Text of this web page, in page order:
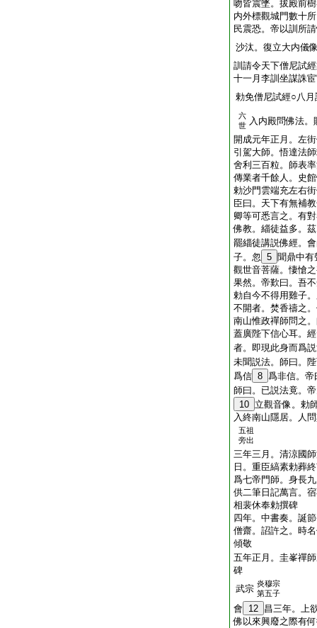
吻皆震墜。拔殿前
内外標觀城門數十
民震恐。帝以訓所
沙汰。復立大内儀
訓請令天下僧尼試
十一月李訓坐謀誅
勅免僧尼試經○八
六
世 入内殿問佛法。
開成元年正月。左
引駕大師。悟達法
舍利三百粒。師表
傳業者千餘人。史
勅沙門雲端充左右
臣曰。天下有無補
卿等可悉言之。有
佛教。緇徒益多。
罷緇徒講説佛經。
子。忽 5 聞鼎中
觀世音菩薩。悽愴
果然。帝歎曰。吾
勅自今不得用雞子
不開者。焚香禱之
南山惟政禪師問之
蓋廣陛下信心耳。
者。即現此身而爲
未聞説法。師曰。
爲信 8 爲非信。帝
師曰。已説法竟。
10 立觀音像。勅
入終南山隱居。人
五祖
旁出
三年三月。清涼國
日。重臣縞素勅葬
爲七帝門師。身長
供二筆日記萬言。
相裴休奉勅撰碑
四年。中書奏。誕
僧齋。詔許之。時
傾敬
五年正月。圭峯禪
碑
武宗 炎穆宗
第五子
會 12 昌三年。上
佛以來興廢之際有